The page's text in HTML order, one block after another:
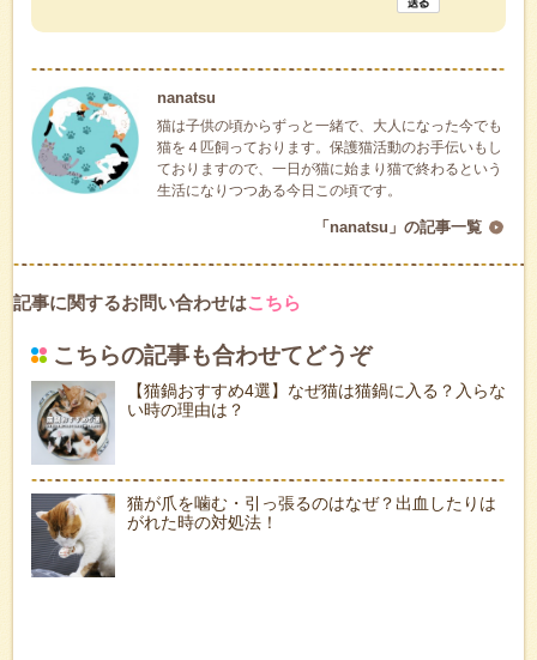
nanatsu
猫は子供の頃からずっと一緒で、大人になった今でも
猫を４匹飼っております。保護猫活動のお手伝いもし
ておりますので、一日が猫に始まり猫で終わるという
生活になりつつある今日この頃です。
「nanatsu」の記事一覧
記事に関するお問い合わせはこちら
こちらの記事も合わせてどうぞ
【猫鍋おすすめ4選】なぜ猫は猫鍋に入る？入らな
い時の理由は？
猫が爪を噛む・引っ張るのはなぜ？出血したりは
がれた時の対処法！